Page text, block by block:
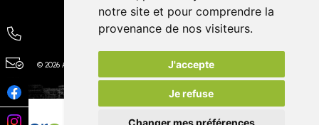
notre site et pour comprendre la
provenance de nos visiteurs.
J'accepte
Je refuse
Changer mes préférences
© 2026 Autour de la Pharmacie Tous droits réservés